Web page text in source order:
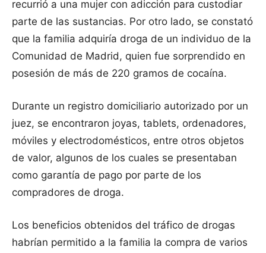
recurrió a una mujer con adicción para custodiar
parte de las sustancias. Por otro lado, se constató
que la familia adquiría droga de un individuo de la
Comunidad de Madrid, quien fue sorprendido en
posesión de más de 220 gramos de cocaína.
Durante un registro domiciliario autorizado por un
juez, se encontraron joyas, tablets, ordenadores,
móviles y electrodomésticos, entre otros objetos
de valor, algunos de los cuales se presentaban
como garantía de pago por parte de los
compradores de droga.
Los beneficios obtenidos del tráfico de drogas
habrían permitido a la familia la compra de varios